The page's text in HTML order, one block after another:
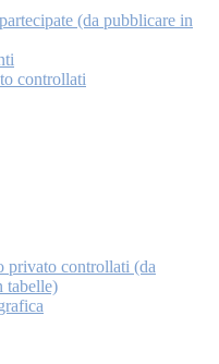
(da pubblicare in
controllati
privato controllati (da
tabelle)